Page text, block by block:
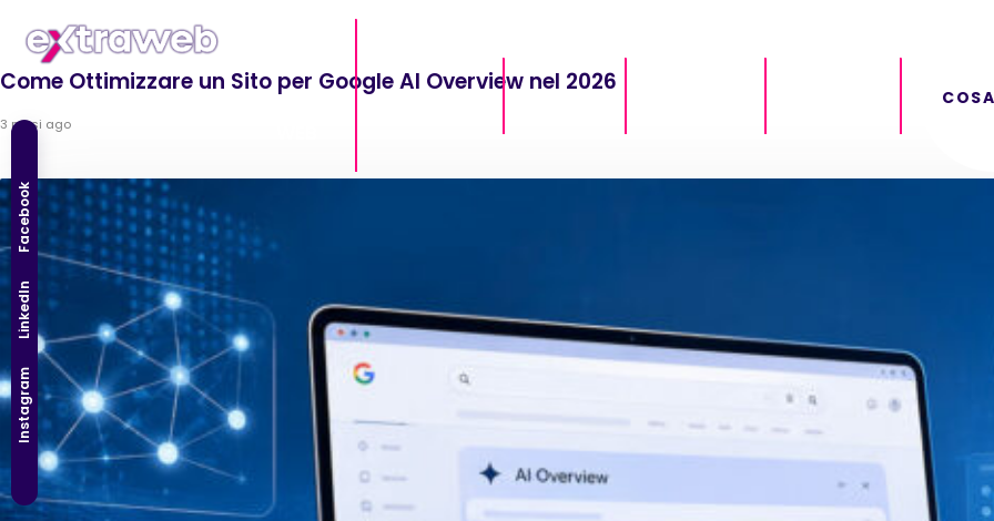
Instagram
LinkedIn
Facebook
MARKETING GRAFICA
Come Ottimizzare un Sito per Google AI Overview nel 2026
3 mesi ago